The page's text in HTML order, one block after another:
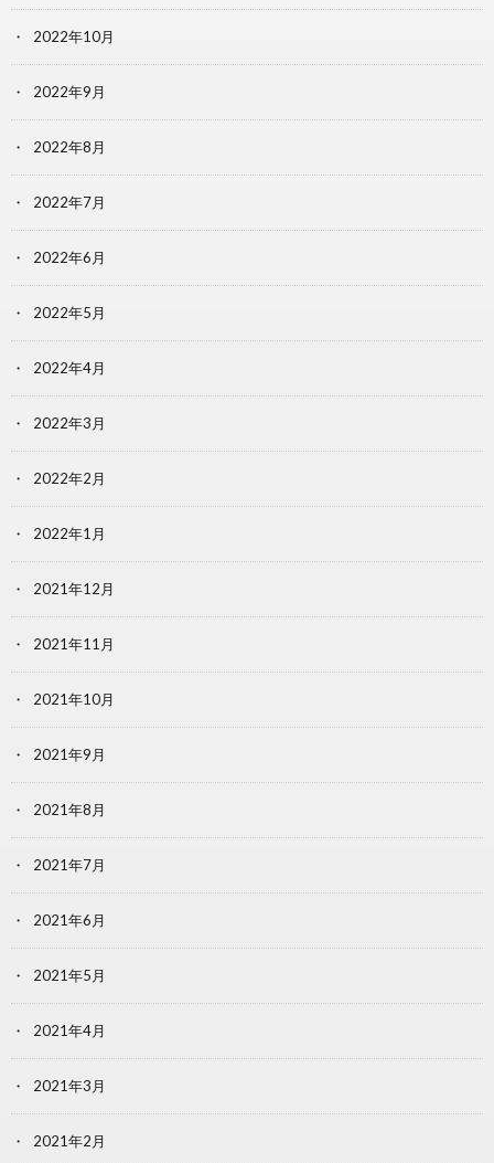
2022年10月
2022年9月
2022年8月
2022年7月
2022年6月
2022年5月
2022年4月
2022年3月
2022年2月
2022年1月
2021年12月
2021年11月
2021年10月
2021年9月
2021年8月
2021年7月
2021年6月
2021年5月
2021年4月
2021年3月
2021年2月